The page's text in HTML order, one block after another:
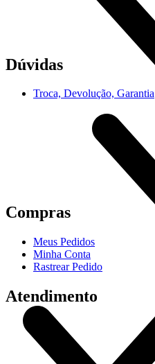
Dúvidas
Troca, Devolução, Garantia
Compras
Meus Pedidos
Minha Conta
Rastrear Pedido
Atendimento